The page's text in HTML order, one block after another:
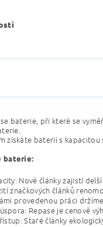
baterie, při které se
získáte baterii s
baterie:
Nové články zajistí
značkových článků
provedenou práci
Repase je cenově
Staré články